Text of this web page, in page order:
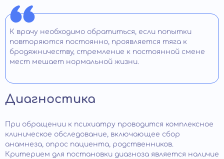
К врачу необходимо обратиться, если попытки
повторяются постоянно, проявляется тяга к
бродяжничеству, стремление к постоянной смене
мест мешает нормальной жизни.
Диагностика
При обращении к психиатру проводится комплексное
клиническое обследование, включающее сбор
анамнеза, опрос пациента, родственников.
Критерием для постановки диагноза является наличие